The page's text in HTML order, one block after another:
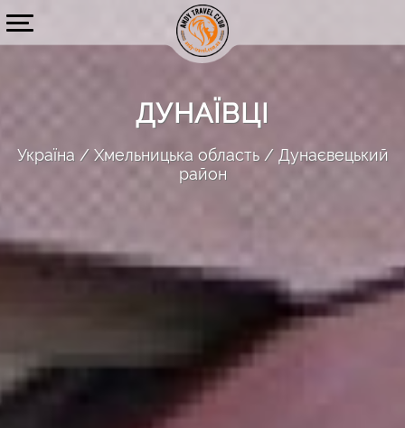
ДУНАЇВЦІ
Україна Хмельницька область
Дунаєвецький
район